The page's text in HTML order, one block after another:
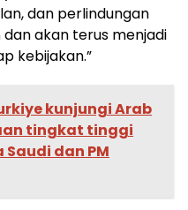
dan perlindungan
akan terus menjadi
kebijakan.”
kunjungi Arab
tingkat tinggi
dan PM